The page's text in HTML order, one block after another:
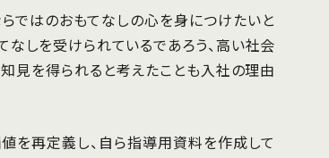
ではのおもてなしの心を身につけたいと
なしを受けられているであろう、高い社会
見を得られると考えたことも入社の理由
を再定義し、自ら指導用資料を作成して